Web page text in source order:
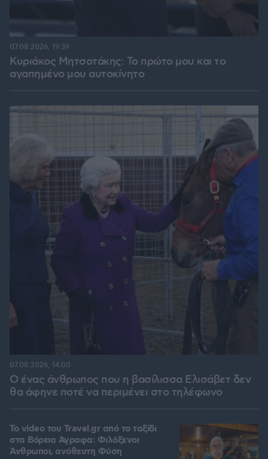
Κυριάκος Μητσοτάκης: Το πρώτο μου και το
αγαπημένο μου αυτοκίνητο
07.08.2026, 19:39
Ο ένας άνθρωπος που η βασίλισσα Ελισάβετ δεν
θα άφηνε ποτέ να περιμένει στο τηλέφωνο
07.08.2026, 14:00
To video του Travel.gr από το ταξίδι
στα Βόρεια Άγραφα: Φιλόξενοι
Άνθρωποι, ανόθευτη Φύση